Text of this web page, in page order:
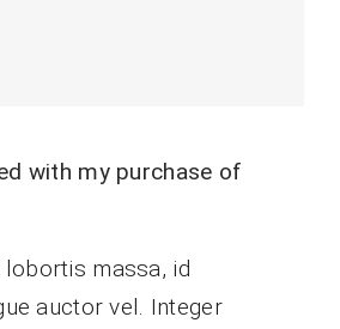
with my purchase of
massa, id
auctor vel. Integer